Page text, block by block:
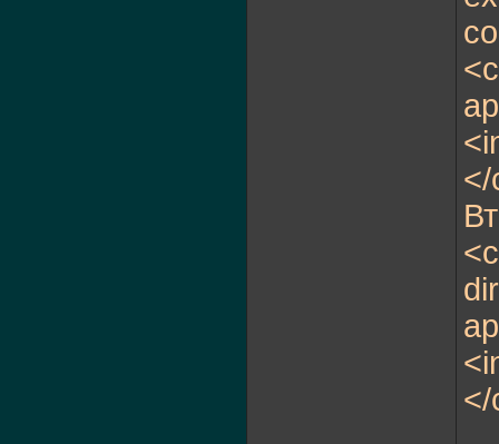
</
</